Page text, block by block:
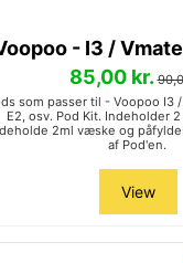
- I3 /
85,00 kr.
som passer til - Voopoo I3
E2, osv. Pod Kit. Indeholder
2ml væske og
af Pod'en.
View